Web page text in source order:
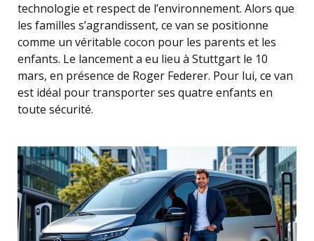
technologie et respect de l’environnement. Alors que
les familles s’agrandissent, ce van se positionne
comme un véritable cocon pour les parents et les
enfants. Le lancement a eu lieu à Stuttgart le 10
mars, en présence de Roger Federer. Pour lui, ce van
est idéal pour transporter ses quatre enfants en
toute sécurité.